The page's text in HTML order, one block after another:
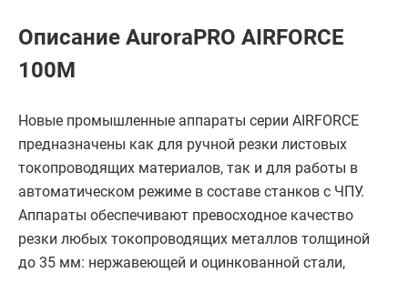
Описание AuroraPRO AIRFORCE
100M
Новые промышленные аппараты серии AIRFORCE
предназначены как для ручной резки листовых
токопроводящих материалов, так и для работы в
автоматическом режиме в составе станков с ЧПУ.
Аппараты обеспечивают превосходное качество
резки любых токопроводящих металлов толщиной
до 35 мм: нержавеющей и оцинкованной стали,